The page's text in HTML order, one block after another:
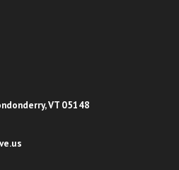
VT 05148